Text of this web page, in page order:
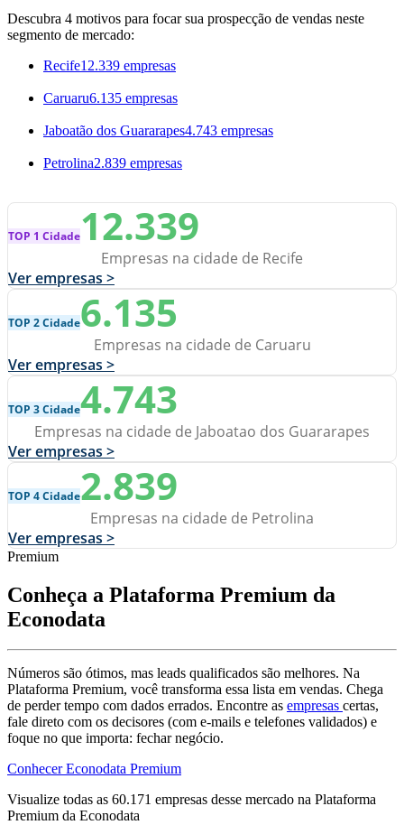
Descubra 4 motivos para focar sua prospecção de vendas neste
segmento de mercado:
Recife12.339 empresas
Caruaru6.135 empresas
Jaboatão dos Guararapes4.743 empresas
Petrolina2.839 empresas
TOP 1 Cidade12.339
Empresas na cidade de Recife
Ver empresas >
TOP 2 Cidade6.135
Empresas na cidade de Caruaru
Ver empresas >
TOP 3 Cidade4.743
Empresas na cidade de Jaboatao dos Guararapes
Ver empresas >
TOP 4 Cidade2.839
Empresas na cidade de Petrolina
Ver empresas >
Premium
Conheça a Plataforma Premium da
Econodata
Números são ótimos, mas leads qualificados são melhores. Na
Plataforma Premium, você transforma essa lista em vendas. Chega
de perder tempo com dados errados. Encontre as empresas certas,
fale direto com os decisores (com e-mails e telefones validados) e
foque no que importa: fechar negócio.
Conhecer Econodata Premium
Visualize todas as 60.171 empresas desse mercado na Plataforma
Premium da Econodata